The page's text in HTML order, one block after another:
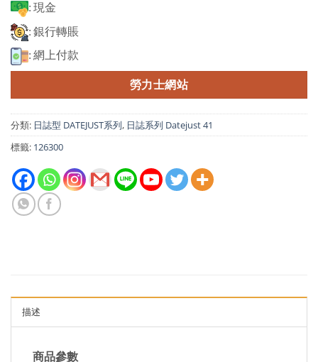
: 現金
: 銀行轉賬
: 網上付款
勞力士網站
分類: 日誌型 DATEJUST系列, 日誌系列 Datejust 41
標籤: 126300
描述
商品參數